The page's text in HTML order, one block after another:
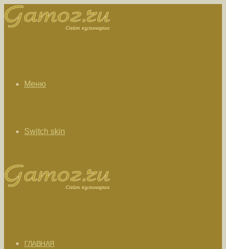
Меню
Switch skin
ГЛАВНАЯ